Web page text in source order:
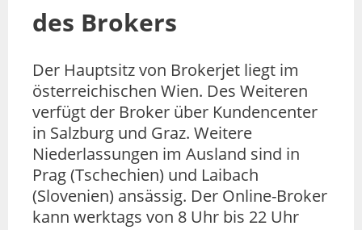
des Brokers
Der Hauptsitz von Brokerjet liegt im
österreichischen Wien. Des Weiteren
verfügt der Broker über Kundencenter
in Salzburg und Graz. Weitere
Niederlassungen im Ausland sind in
Prag (Tschechien) und Laibach
(Slovenien) ansässig. Der Online-Broker
kann werktags von 8 Uhr bis 22 Uhr